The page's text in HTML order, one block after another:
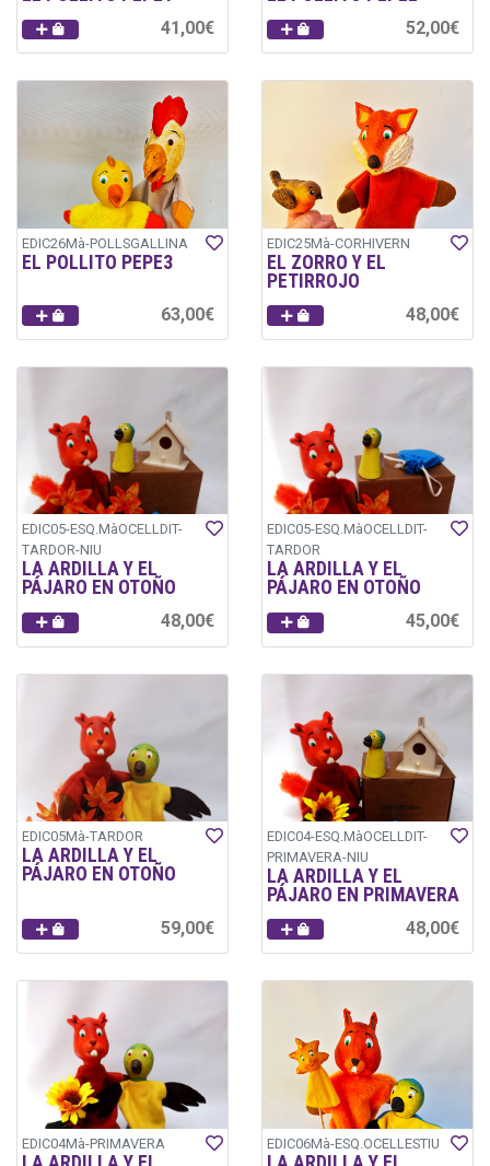
41,00€ 52,00€
EDIC26Mà-POLLSGALLINA
EL POLLITO PEPE3
63,00€
EDIC25Mà-CORHIVERN
EL ZORRO Y EL
PETIRROJO
48,00€
EDIC05-ESQ.MàOCELLDIT-
TARDOR-NIU
LA ARDILLA Y EL
PÁJARO EN OTOÑO
48,00€
EDIC05-ESQ.MàOCELLDIT-
TARDOR
LA ARDILLA Y EL
PÁJARO EN OTOÑO
45,00€
EDIC05Mà-TARDOR
LA ARDILLA Y EL
PÁJARO EN OTOÑO
59,00€
EDIC04-ESQ.MàOCELLDIT-
PRIMAVERA-NIU
LA ARDILLA Y EL
PÁJARO EN PRIMAVERA
48,00€
EDIC04Mà-PRIMAVERA EDIC06Mà-ESQ.OCELLESTIU